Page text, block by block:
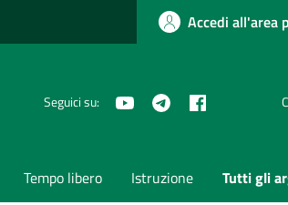
Accedi all'area
Seguici su: YoutubeTelegram
Tempo libero Istruzione Tutti gli